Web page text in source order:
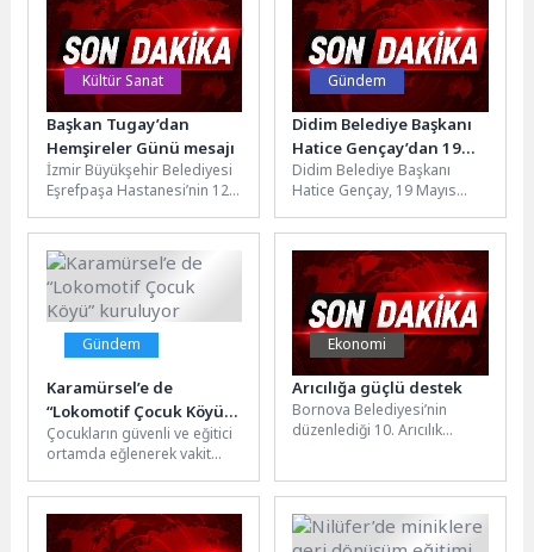
Kültür Sanat
Başkan Tugay’dan
Hemşireler Günü mesajı
İzmir Büyükşehir Belediyesi
Eşrefpaşa Hastanesi’nin 12
kapsamında düzenlediği
“Geçmişten Geleceğe
Hemşirelik: Kimlik,...
Gündem
Didim Belediye Başkanı
Hatice Gençay’dan 19
Mayıs Mesajı
Didim Belediye Başkanı
Hatice Gençay, 19 Mayıs
Spor Bayramı dolayısıyla
yayımladığı...
Gündem
Karamürsel’e de
“Lokomotif Çocuk Köyü”
kuruluyor
Çocukların güvenli ve eğitici
ortamda eğlenerek vakit
Köyü Projesi”, Kocaeli’nin
dört bir...
Ekonomi
Arıcılığa güçlü destek
Bornova Belediyesi’nin
düzenlediği 10. Arıcılık